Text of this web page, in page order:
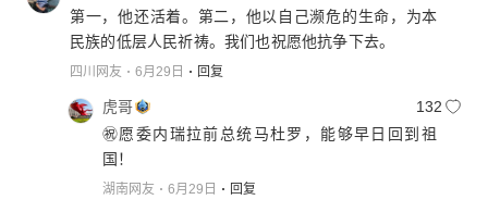
第一，他还活着。第二，他以自己濒危的生命，为本
民族的低层人民祈祷。我们也祝愿他抗争下去。
四川网友 6月29日 回复
虎哥
132
㊗️愿委内瑞拉前总统马杜罗，能够早日回到祖
国！
湖南网友 6月29日 回复